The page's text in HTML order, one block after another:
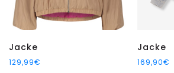
gewählt
werden
Jacke
129,99€
Jacke
169,90€